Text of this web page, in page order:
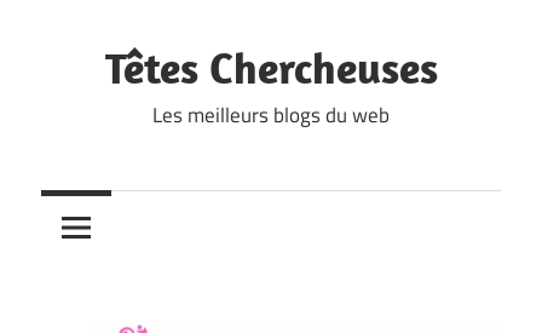
Têtes Chercheuses
Les meilleurs blogs du web